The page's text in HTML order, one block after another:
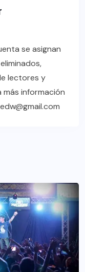
se asignan
lectores y
más información